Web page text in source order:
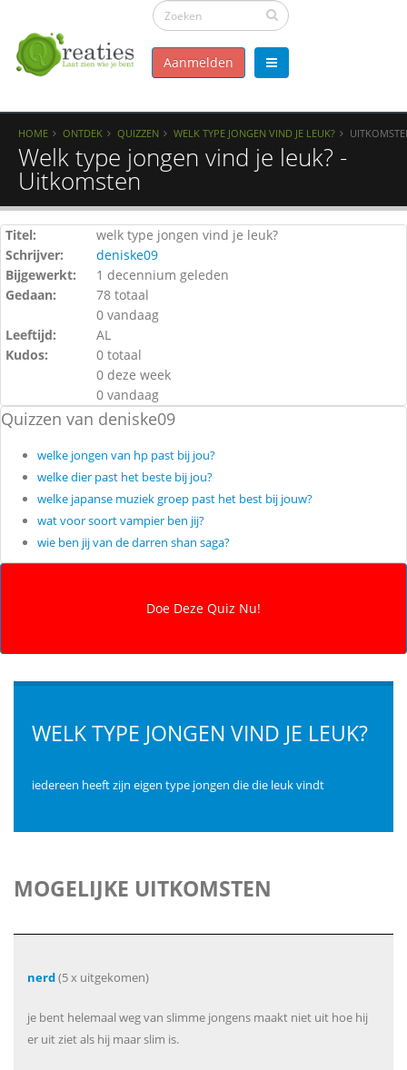
Aanmelden
HOME ONTDEK QUIZZEN WELK TYPE JONGEN VIND JE LEUK?
Welk type jongen vind je leuk? -
Uitkomsten
Titel:
welk type jongen vind je leuk?
Schrijver:
deniske09
Bijgewerkt:
1 decennium geleden
Gedaan:
78 totaal
0 vandaag
Leeftijd:
AL
Kudos:
0 totaal
0 deze week
0 vandaag
Quizzen van deniske09
welke jongen van hp past bij jou?
welke dier past het beste bij jou?
welke japanse muziek groep past het best bij jouw?
wat voor soort vampier ben jij?
wie ben jij van de darren shan saga?
WELK TYPE JONGEN VIND JE LEUK?
iedereen heeft zijn eigen type jongen die die leuk vindt
MOGELIJKE UITKOMSTEN
nerd(5 x uitgekomen)
je bent helemaal weg van slimme jongens maakt niet uit hoe hij
er uit ziet als hij maar slim is.